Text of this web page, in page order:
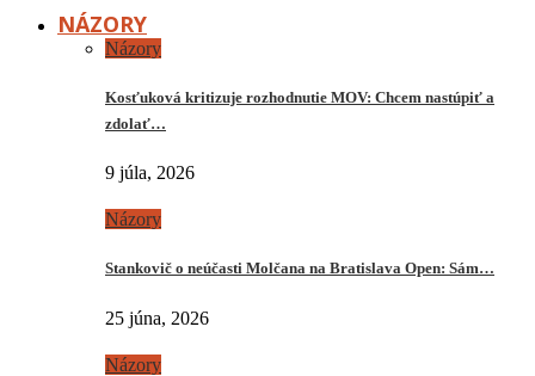
NÁZORY
Názory
Kosťuková kritizuje rozhodnutie MOV: Chcem nastúpiť a
zdolať…
9 júla, 2026
Názory
Stankovič o neúčasti Molčana na Bratislava Open: Sám…
25 júna, 2026
Názory